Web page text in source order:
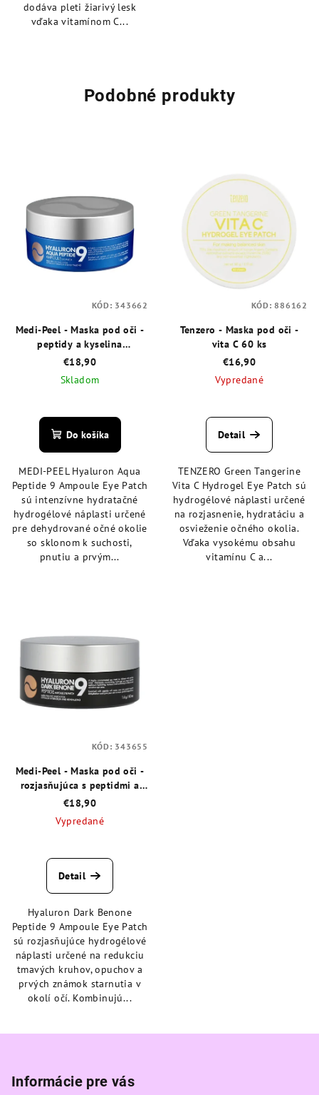
dodáva pleti žiarivý lesk
vďaka vitamínom C...
Podobné produkty
Medi-Peel - Maska pod oči -
peptidy a kyselina
hyalurónová 60 ks
€18,90
Skladom
Do košíka
MEDI-PEEL Hyaluron Aqua
Peptide 9 Ampoule Eye Patch
sú intenzívne hydratačné
hydrogélové náplasti určené
pre dehydrované očné okolie
so sklonom k suchosti,
pnutiu a prvým...
KÓD: 343662
Tenzero - Maska pod oči -
vita C 60 ks
€16,90
Vypredané
Detail
TENZERO Green Tangerine
Vita C Hydrogel Eye Patch sú
hydrogélové náplasti určené
na rozjasnenie, hydratáciu a
osvieženie očného okolia.
Vďaka vysokému obsahu
vitamínu C a...
KÓD:886162
Medi-Peel - Maska pod oči -
rozjasňujúca s peptidmi a
idebenónom 60 ks
€18,90
Vypredané
Detail
Hyaluron Dark Benone
Peptide 9 Ampoule Eye Patch
sú rozjasňujúce hydrogélové
náplasti určené na redukciu
tmavých kruhov, opuchov a
prvých známok starnutia v
okolí očí. Kombinujú...
KÓD: 343655
Informácie pre vás